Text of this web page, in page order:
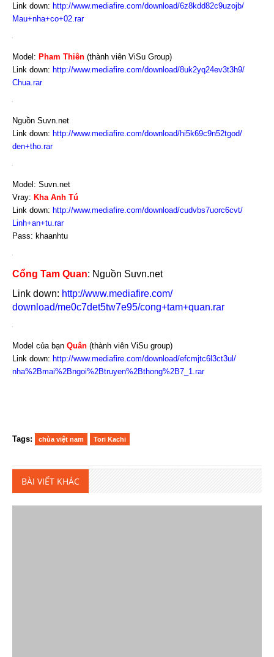
Link down: http://www.mediafire.com/download/6z8kdd82c9uzojb/
Mau+nha+co+02.rar
Model: Pham Thiên (thành viên ViSu Group)
Link down: http://www.mediafire.com/download/8uk2yq24ev3t3h9/
Chua.rar
Nguồn Suvn.net
Link down: http://www.mediafire.com/download/hi5k69c9n52tgod/
den+tho.rar
Model: Suvn.net
Vray: Kha Anh Tú
Link down: http://www.mediafire.com/download/cudvbs7uorc6cvt/
Linh+an+tu.rar
Pass: khaanhtu
Cổng Tam Quan: Nguồn Suvn.net
Link down: http://www.mediafire.com/
download/me0c7det5tw7e95/cong+tam+quan.rar
Model của bạn Quân (thành viên ViSu group)
Link down: http://www.mediafire.com/download/efcmjtc6l3ct3ul/
nha%2Bmai%2Bngoi%2Btruyen%2Bthong%2B7_1.rar
Tags: chùa việt nam Tori Kachi
BÀI VIẾT KHÁC